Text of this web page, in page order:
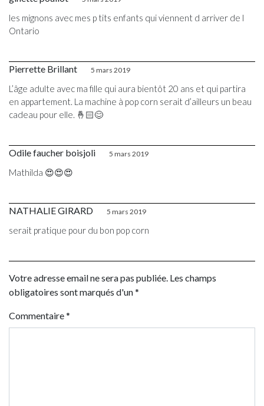
les mignons avec mes p tits enfants qui viennent d arriver de l
Ontario
Pierrette Brillant 5 mars 2019
L’âge adulte avec ma fille qui aura bientôt 20 ans et qui partira
en appartement. La machine à pop corn serait d’ailleurs un beau
cadeau pour elle. 🤞🏻😊
Odile faucher boisjoli 5 mars 2019
Mathilda 😍😍😍
NATHALIE GIRARD 5 mars 2019
serait pratique pour du bon pop corn
Votre adresse email ne sera pas publiée. Les champs
obligatoires sont marqués d'un *
Commentaire*